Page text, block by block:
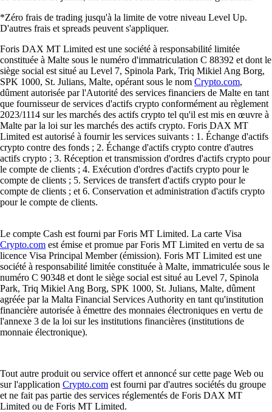
*Zéro frais de trading jusqu'à la limite de votre niveau Level Up.
D'autres frais et spreads peuvent s'appliquer.
Foris DAX MT Limited est une société à responsabilité limitée
constituée à Malte sous le numéro d'immatriculation C 88392 et dont le
siège social est situé au Level 7, Spinola Park, Triq Mikiel Ang Borg,
SPK 1000, St. Julians, Malte, opérant sous le nom Crypto.com,
dûment autorisée par l'Autorité des services financiers de Malte en tant
que fournisseur de services d'actifs crypto conformément au règlement
2023/1114 sur les marchés des actifs crypto tel qu'il est mis en œuvre à
Malte par la loi sur les marchés des actifs crypto. Foris DAX MT
Limited est autorisé à fournir les services suivants : 1. Échange d'actifs
crypto contre des fonds ; 2. Échange d'actifs crypto contre d'autres
actifs crypto ; 3. Réception et transmission d'ordres d'actifs crypto pour
le compte de clients ; 4. Exécution d'ordres d'actifs crypto pour le
compte de clients ; 5. Services de transfert d'actifs crypto pour le
compte de clients ; et 6. Conservation et administration d'actifs crypto
pour le compte de clients.
Le compte Cash est fourni par Foris MT Limited. La carte Visa
Crypto.com est émise et promue par Foris MT Limited en vertu de sa
licence Visa Principal Member (émission). Foris MT Limited est une
société à responsabilité limitée constituée à Malte, immatriculée sous le
numéro C 90348 et dont le siège social est situé au Level 7, Spinola
Park, Triq Mikiel Ang Borg, SPK 1000, St. Julians, Malte, dûment
agréée par la Malta Financial Services Authority en tant qu'institution
financière autorisée à émettre des monnaies électroniques en vertu de
l'annexe 3 de la loi sur les institutions financières (institutions de
monnaie électronique).
Tout autre produit ou service offert et annoncé sur cette page Web ou
sur l'application Crypto.com est fourni par d'autres sociétés du groupe
et ne fait pas partie des services réglementés de Foris DAX MT
Limited ou de Foris MT Limited.